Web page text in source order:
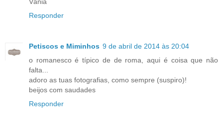
Vânia
Responder
Petiscos e Miminhos 9 de abril de 2014 às 20:04
o romanesco é típico de de roma, aqui é coisa que não
falta...
adoro as tuas fotografias, como sempre (suspiro)!
beijos com saudades
Responder